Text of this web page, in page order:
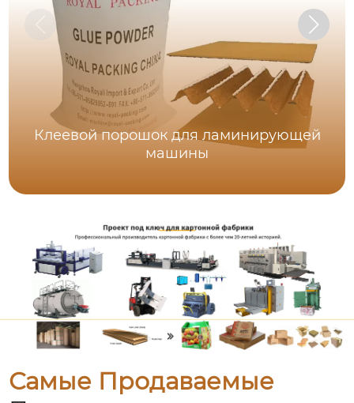
Клеевой порошок для ламинирующей
машины
Самые Продаваемые